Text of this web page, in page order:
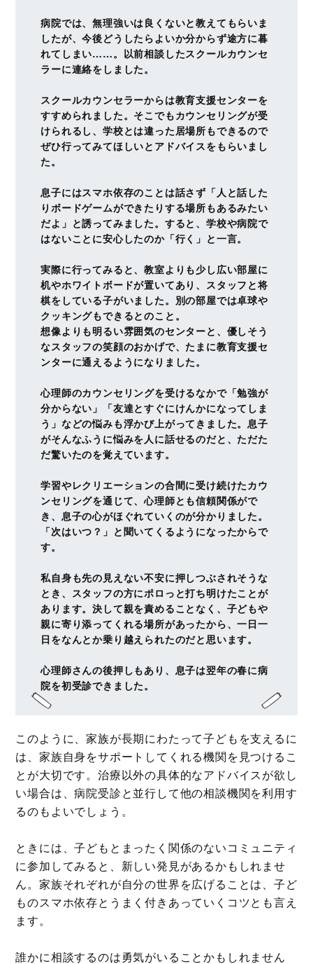
病院では、無理強いは良くないと教えてもらいま
したが、今後どうしたらよいか分からず途方に暮
れてしまい……。以前相談したスクールカウンセ
ラーに連絡をしました。
スクールカウンセラーからは教育支援センターを
すすめられました。そこでもカウンセリングが受
けられるし、学校とは違った居場所もできるので
ぜひ行ってみてほしいとアドバイスをもらいまし
た。
息子にはスマホ依存のことは話さず「人と話した
りボードゲームができたりする場所もあるみたい
だよ」と誘ってみました。すると、学校や病院で
はないことに安心したのか「行く」と一言。
実際に行ってみると、教室よりも少し広い部屋に
机やホワイトボードが置いてあり、スタッフと将
棋をしている子がいました。別の部屋では卓球や
クッキングもできるとのこと。
想像よりも明るい雰囲気のセンターと、優しそう
なスタッフの笑顔のおかげで、たまに教育支援セ
ンターに通えるようになりました。
心理師のカウンセリングを受けるなかで「勉強が
分からない」「友達とすぐにけんかになってしま
う」などの悩みも浮かび上がってきました。息子
がそんなふうに悩みを人に話せるのだと、ただた
だ驚いたのを覚えています。
学習やレクリエーションの合間に受け続けたカウ
ンセリングを通じて、心理師とも信頼関係がで
き、息子の心がほぐれていくのが分かりました。
「次はいつ？」と聞いてくるようになったからで
す。
私自身も先の見えない不安に押しつぶされそうな
とき、スタッフの方にポロっと打ち明けたことが
あります。決して親を責めることなく、子どもや
親に寄り添ってくれる場所があったから、一日一
日をなんとか乗り越えられたのだと思います。
心理師さんの後押しもあり、息子は翌年の春に病
院を初受診できました。
このように、家族が長期にわたって子どもを支えるに
は、家族自身をサポートしてくれる機関を見つけるこ
とが大切です。治療以外の具体的なアドバイスが欲し
い場合は、病院受診と並行して他の相談機関を利用す
るのもよいでしょう。
ときには、子どもとまったく関係のないコミュニティ
に参加してみると、新しい発見があるかもしれませ
ん。家族それぞれが自分の世界を広げることは、子ど
ものスマホ依存とうまく付きあっていくコツとも言え
ます。
誰かに相談するのは勇気がいることかもしれません